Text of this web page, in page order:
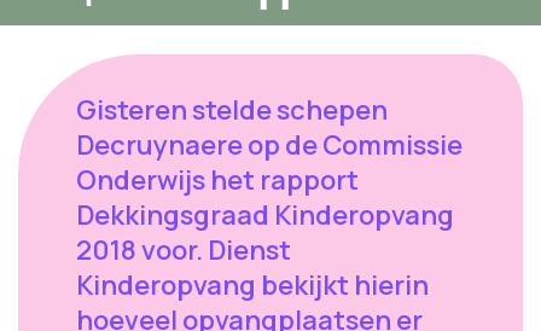
Gisteren stelde schepen
Decruynaere op de Commissie
Onderwijs het rapport
Dekkingsgraad Kinderopvang
2018 voor. Dienst
Kinderopvang bekijkt hierin
hoeveel opvangplaatsen er